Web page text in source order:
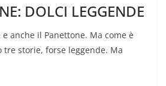
DOLCI LEGGENDE
anche il Panettone. Ma come è
tre storie, forse leggende. Ma